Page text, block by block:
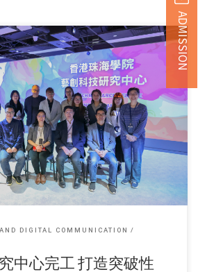
DIGITAL COMMUNICATION
中心完工 打造突破性
ADMISSION